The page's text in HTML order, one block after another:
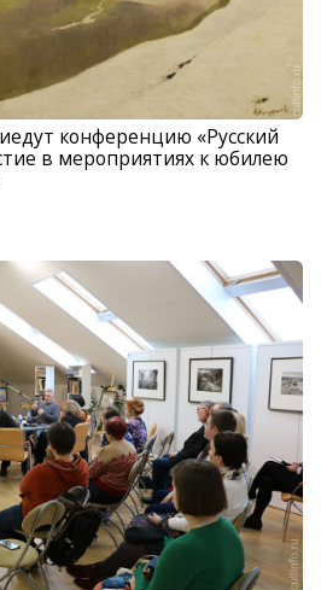
конференцию «Русский
в мероприятиях к юбилею